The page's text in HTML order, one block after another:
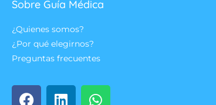
Sobre Guía Médica
¿Quienes somos?
¿Por qué elegirnos?
Preguntas frecuentes